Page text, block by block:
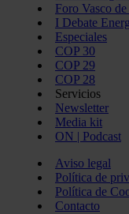
Foro Vasco
I Debate
Especiales
COP 30
COP 29
COP 28
Servicios
Newsletter
Media kit
ON | Podcast
Aviso legal
Política de
Política de
Contacto